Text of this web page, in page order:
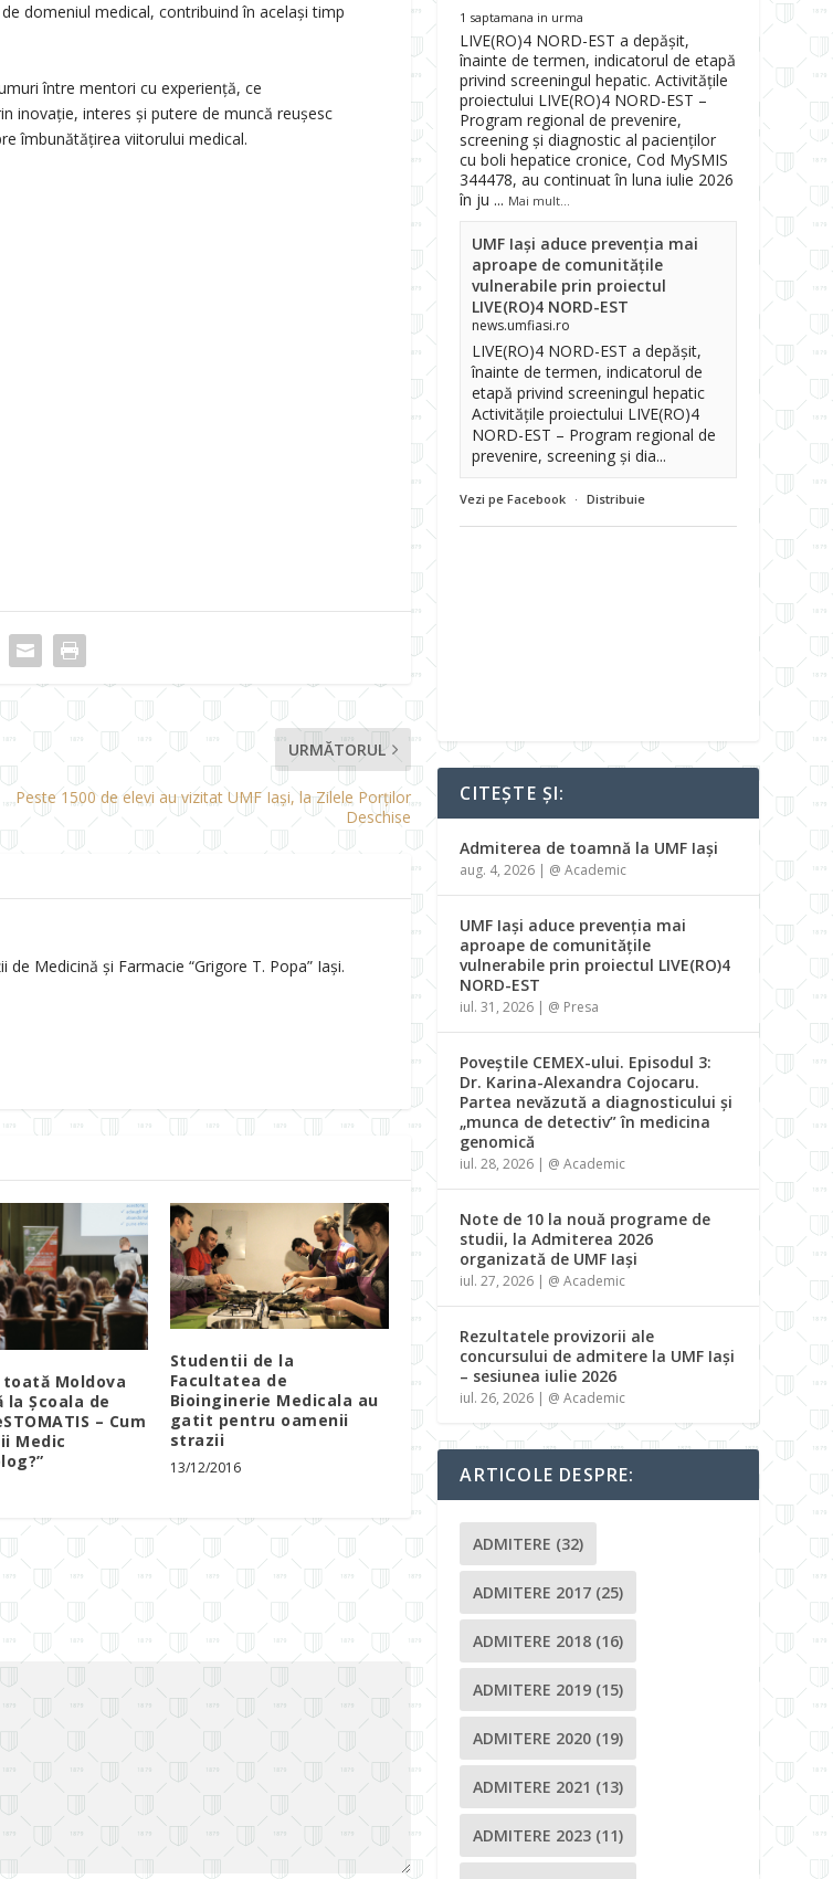
domeniul medical, contribuind în acelaşi timp
între mentori cu experiență, ce
inovație, interes și putere de muncă reușesc
îmbunătățirea viitorului medical.
URMĂTORUL
Peste 1500 de elevi au vizitat UMF Iași, la Zilele Porților
Deschise
Medicină și Farmacie “Grigore T. Popa” Iași.
toată Moldova
la Școala de
– Cum
Medic
Studentii de la
Facultatea de
Bioinginerie Medicala au
gatit pentru oamenii
strazii
13/12/2016
1 saptamana in urma
LIVE(RO)4 NORD-EST a depășit,
înainte de termen, indicatorul de etapă
privind screeningul hepatic. Activitățile
proiectului LIVE(RO)4 NORD-EST –
Program regional de prevenire,
screening și diagnostic al pacienților
cu boli hepatice cronice, Cod MySMIS
344478, au continuat în luna iulie 2026
în ju ... Mai mult...
UMF Iași aduce prevenția mai
aproape de comunitățile
vulnerabile prin proiectul
LIVE(RO)4 NORD-EST
news.umfiasi.ro
LIVE(RO)4 NORD-EST a depășit,
înainte de termen, indicatorul de
etapă privind screeningul hepatic
Activitățile proiectului LIVE(RO)4
NORD-EST – Program regional de
prevenire, screening și dia...
Vezi pe Facebook · Distribuie
CITEȘTE ȘI:
Admiterea de toamnă la UMF Iași
aug. 4, 2026 | @ Academic
UMF Iași aduce prevenția mai
aproape de comunitățile
vulnerabile prin proiectul LIVE(RO)4
NORD-EST
iul. 31, 2026 | @ Presa
Poveștile CEMEX-ului. Episodul 3:
Dr. Karina-Alexandra Cojocaru.
Partea nevăzută a diagnosticului și
„munca de detectiv” în medicina
genomică
iul. 28, 2026 | @ Academic
Note de 10 la nouă programe de
studii, la Admiterea 2026
organizată de UMF Iași
iul. 27, 2026 | @ Academic
Rezultatele provizorii ale
concursului de admitere la UMF Iași
– sesiunea iulie 2026
iul. 26, 2026 | @ Academic
ARTICOLE DESPRE:
ADMITERE (32)
ADMITERE 2017 (25)
ADMITERE 2018 (16)
ADMITERE 2019 (15)
ADMITERE 2020 (19)
ADMITERE 2021 (13)
ADMITERE 2023 (11)